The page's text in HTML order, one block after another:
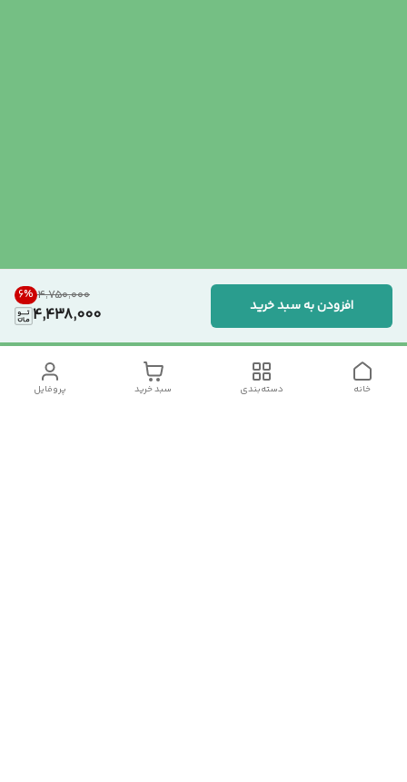
۴٬۷۵۰٬۰۰۰ 6%
4,438,000 افزودن به سبد خرید
پروفایل سبد خرید دسته‌بندی خانه